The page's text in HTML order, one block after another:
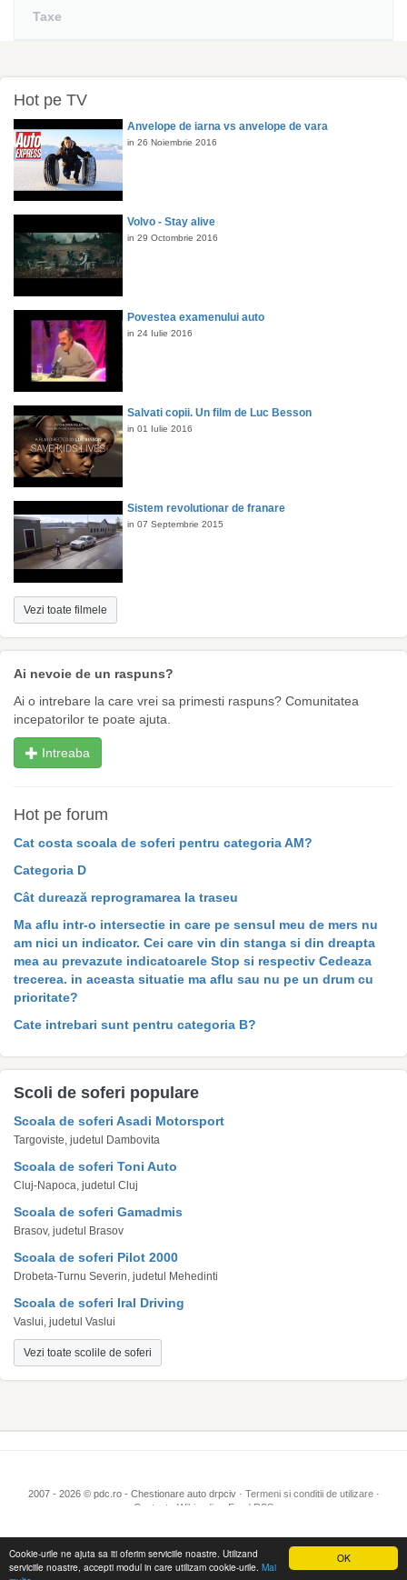
OK
Cookie-urile ne ajuta sa iti oferim serviciile noastre. Utilizand
serviciile noastre, accepti modul in care utilizam cookie-urile. Mai
Taxe
Hot pe TV
Anvelope de iarna vs anvelope de vara
in 26 Noiembrie 2016
Volvo - Stay alive
in 29 Octombrie 2016
Povestea examenului auto
in 24 Iulie 2016
Salvati copii. Un film de Luc Besson
in 01 Iulie 2016
Sistem revolutionar de franare
in 07 Septembrie 2015
Vezi toate filmele
Ai nevoie de un raspuns?
Ai o intrebare la care vrei sa primesti raspuns? Comunitatea
incepatorilor te poate ajuta.
Intreaba
Hot pe forum
Cat costa scoala de soferi pentru categoria AM?
Categoria D
Cât durează reprogramarea la traseu
Ma aflu intr-o intersectie in care pe sensul meu de mers nu
am nici un indicator. Cei care vin din stanga si din dreapta
mea au prevazute indicatoarele Stop si respectiv Cedeaza
trecerea. in aceasta situatie ma aflu sau nu pe un drum cu
prioritate?
Cate intrebari sunt pentru categoria B?
Scoli de soferi populare
Scoala de soferi Asadi Motorsport
Targoviste, judetul Dambovita
Scoala de soferi Toni Auto
Cluj-Napoca, judetul Cluj
Scoala de soferi Gamadmis
Brasov, judetul Brasov
Scoala de soferi Pilot 2000
Drobeta-Turnu Severin, judetul Mehedinti
Scoala de soferi Iral Driving
Vaslui, judetul Vaslui
Vezi toate scolile de soferi
2007 - 2026 © pdc.ro - Chestionare auto drpciv · Termeni si conditii de utilizare·
Contact
Wikipedia Feed RSS